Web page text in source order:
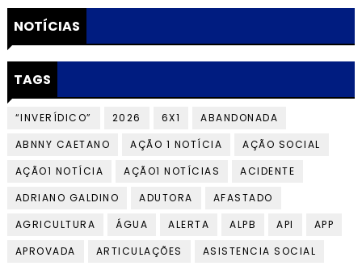
NOTÍCIAS
TAGS
“INVERÍDICO” 2026 6X1
ABANDONADA
ABNNY CAETANO
AÇÃO 1 NOTÍCIA
AÇÃO SOCIAL
AÇÃO1 NOTÍCIA
AÇÃO1 NOTÍCIAS
ACIDENTE
ADRIANO GALDINO
ADUTORA
AFASTADO
AGRICULTURA
ÁGUA ALERTA ALPB API
APP
APROVADA
ARTICULAÇÕES
ASISTENCIA SOCIAL